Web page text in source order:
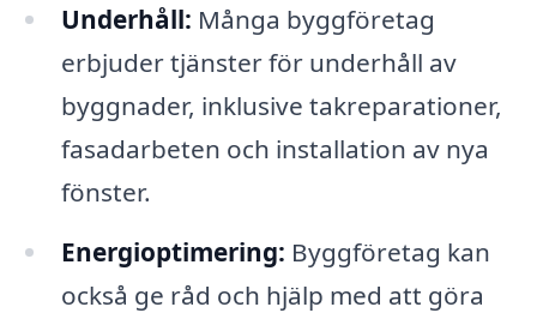
Underhåll: Många byggföretag
erbjuder tjänster för underhåll av
byggnader, inklusive takreparationer,
fasadarbeten och installation av nya
fönster.
Energioptimering: Byggföretag kan
också ge råd och hjälp med att göra